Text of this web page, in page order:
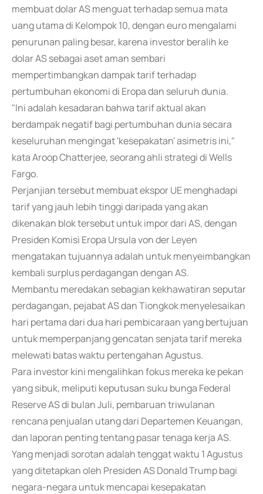
membuat dolar AS menguat terhadap semua mata
uang utama di Kelompok 10, dengan euro mengalami
penurunan paling besar, karena investor beralih ke
dolar AS sebagai aset aman sembari
mempertimbangkan dampak tarif terhadap
pertumbuhan ekonomi di Eropa dan seluruh dunia.
"Ini adalah kesadaran bahwa tarif aktual akan
berdampak negatif bagi pertumbuhan dunia secara
keseluruhan mengingat 'kesepakatan' asimetris ini,"
kata Aroop Chatterjee, seorang ahli strategi di Wells
Fargo.
Perjanjian tersebut membuat ekspor UE menghadapi
tarif yang jauh lebih tinggi daripada yang akan
dikenakan blok tersebut untuk impor dari AS, dengan
Presiden Komisi Eropa Ursula von der Leyen
mengatakan tujuannya adalah untuk menyeimbangkan
kembali surplus perdagangan dengan AS.
Membantu meredakan sebagian kekhawatiran seputar
perdagangan, pejabat AS dan Tiongkok menyelesaikan
hari pertama dari dua hari pembicaraan yang bertujuan
untuk memperpanjang gencatan senjata tarif mereka
melewati batas waktu pertengahan Agustus.
Para investor kini mengalihkan fokus mereka ke pekan
yang sibuk, meliputi keputusan suku bunga Federal
Reserve AS di bulan Juli, pembaruan triwulanan
rencana penjualan utang dari Departemen Keuangan,
dan laporan penting tentang pasar tenaga kerja AS.
Yang menjadi sorotan adalah tenggat waktu 1 Agustus
yang ditetapkan oleh Presiden AS Donald Trump bagi
negara-negara untuk mencapai kesepakatan